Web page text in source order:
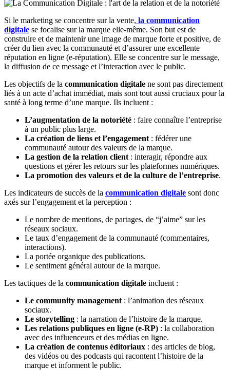
Si le marketing se concentre sur la vente, la communication
digitale se focalise sur la marque elle-même. Son but est de
construire et de maintenir une image de marque forte et positive, de
créer du lien avec la communauté et d’assurer une excellente
réputation en ligne (e-réputation). Elle se concentre sur le message,
la diffusion de ce message et l’interaction avec le public.
Les objectifs de la communication digitale ne sont pas directement
liés à un acte d’achat immédiat, mais sont tout aussi cruciaux pour la
santé à long terme d’une marque. Ils incluent :
L’augmentation de la notoriété : faire connaître l’entreprise
à un public plus large.
La création de liens et l’engagement : fédérer une
communauté autour des valeurs de la marque.
La gestion de la relation client : interagir, répondre aux
questions et gérer les retours sur les plateformes numériques.
La promotion des valeurs et de la culture de l’entreprise.
Les indicateurs de succès de la communication digitale sont donc
axés sur l’engagement et la perception :
Le nombre de mentions, de partages, de “j’aime” sur les
réseaux sociaux.
Le taux d’engagement de la communauté (commentaires,
interactions).
La portée organique des publications.
Le sentiment général autour de la marque.
Les tactiques de la communication digitale incluent :
Le community management : l’animation des réseaux
sociaux.
Le storytelling : la narration de l’histoire de la marque.
Les relations publiques en ligne (e-RP) : la collaboration
avec des influenceurs et des médias en ligne.
La création de contenus éditoriaux : des articles de blog,
des vidéos ou des podcasts qui racontent l’histoire de la
marque et informent le public.